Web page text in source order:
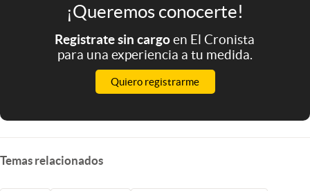
¡Queremos conocerte!
Registrate sin cargoen El Cronista
para una experiencia a tu medida.
Quiero registrarme
Temas relacionados